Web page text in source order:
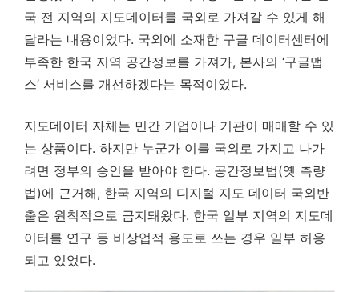
국 전 지역의 지도데이터를 국외로 가져갈 수 있게 해
달라는 내용이었다. 국외에 소재한 구글 데이터센터에
부족한 한국 지역 공간정보를 가져가, 본사의 ‘구글맵
스’ 서비스를 개선하겠다는 목적이었다.
지도데이터 자체는 민간 기업이나 기관이 매매할 수 있
는 상품이다. 하지만 누군가 이를 국외로 가지고 나가
려면 정부의 승인을 받아야 한다. 공간정보법(옛 측량
법)에 근거해, 한국 지역의 디지털 지도 데이터 국외반
출은 원칙적으로 금지돼왔다. 한국 일부 지역의 지도데
이터를 연구 등 비상업적 용도로 쓰는 경우 일부 허용
되고 있었다.